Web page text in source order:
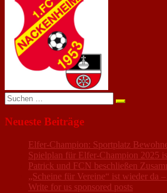
anzeigen
Suchen
nach:
Neueste Beiträge
Elfer-Champion: Sportplatz
Spielplan für Elfer-Champion 2025
Patrick und FCN beschließen
„Scheine für Vereine“ ist wieder da
Write for us sponsored posts